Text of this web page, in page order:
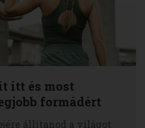
itt és most
formádért
állítanod a világot